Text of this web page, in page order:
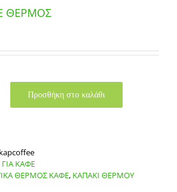
ΘΕΡΜΟΣ
Προσθήκη στο καλάθι
kapcoffee
ΚΑΦΕ
ΘΕΡΜΟΣ ΚΑΦΕ, ΚΑΠΑΚΙ ΘΕΡΜΟΥ